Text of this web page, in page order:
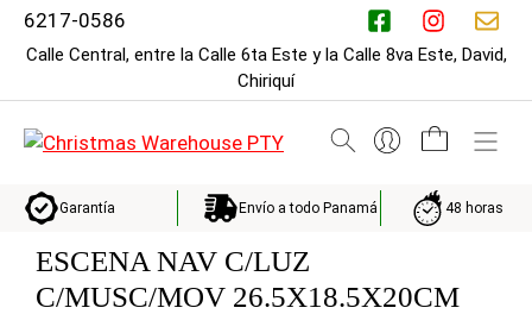
Saltar6217-0586
Calle Central, entre la Calle 6ta Este y la Calle 8va Este, David,
Chiriquí
Garantía Envío a todo Panamá 48 horas
ESCENA NAV C/LUZ
C/MUSC/MOV 26.5X18.5X20CM